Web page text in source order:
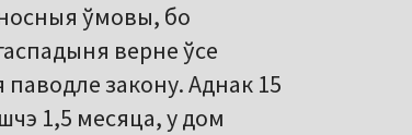
ўмовы, бо
верне ўсе
закону. Аднак 15
1,5 месяца, у дом